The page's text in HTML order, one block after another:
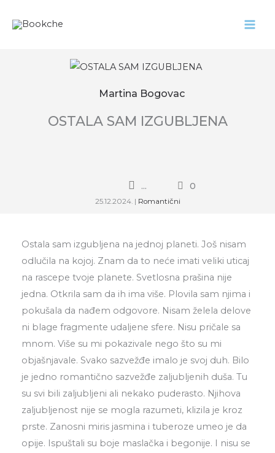
Martina Bogovac
OSTALA SAM IZGUBLJENA
... 0
25.12.2024. | Romantični
Ostala sam izgubljena na jednoj planeti. Još nisam
odlučila na kojoj. Znam da to neće imati veliki uticaj
na rascepe tvoje planete. Svetlosna prašina nije
jedna. Otkrila sam da ih ima više. Plovila sam njima i
pokušala da nađem odgovore. Nisam želela delove
ni blage fragmente udaljene sfere. Nisu pričale sa
mnom. Više su mi pokazivale nego što su mi
objašnjavale. Svako sazvežđe imalo je svoj duh. Bilo
je jedno romantično sazvežđe zaljubljenih duša. Tu
su svi bili zaljubljeni ali nekako puderasto. Njihova
zaljubljenost nije se mogla razumeti, klizila je kroz
prste. Zanosni miris jasmina i tuberoze umeo je da
opije. Ispuštali su boje maslačka i begonije. I nisu se